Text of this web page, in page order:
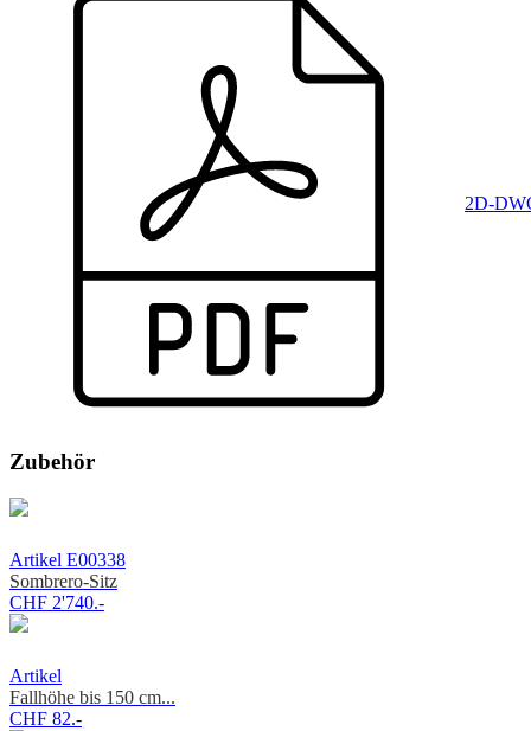
2D-
Zubehör
Artikel E00338
Sombrero-Sitz
CHF 2'740.-
Artikel
Fallhöhe bis 150 cm...
CHF 82.-